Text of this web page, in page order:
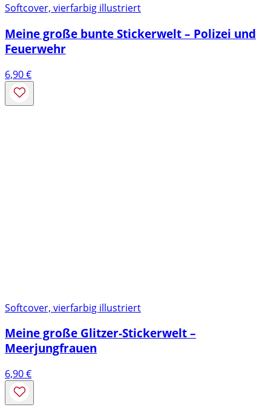
Softcover, vierfarbig illustriert
Meine große bunte Stickerwelt – Polizei und
Feuerwehr
6,90€
Softcover, vierfarbig illustriert
Meine große Glitzer-Stickerwelt –
Meerjungfrauen
6,90€